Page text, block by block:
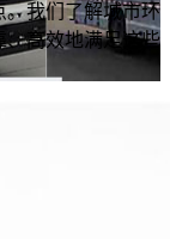
。我们了解城市环
、高效地满足这些